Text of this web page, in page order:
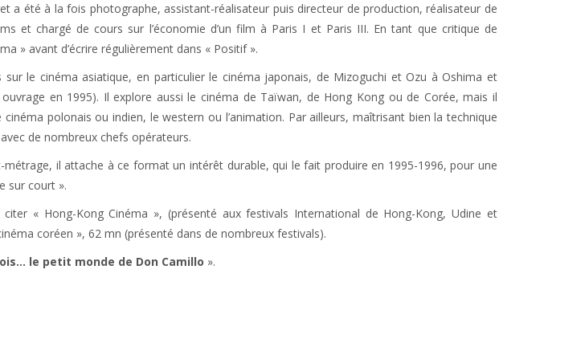
a été à la fois photographe, assistant-réalisateur puis directeur de production, réalisateur de
et chargé de cours sur l’économie d’un film à Paris I et Paris III. En tant que critique de
» avant d’écrire régulièrement dans « Positif ».
le cinéma asiatique, en particulier le cinéma japonais, de Mizoguchi et Ozu à Oshima et
en 1995). Il explore aussi le cinéma de Taïwan, de Hong Kong ou de Corée, mais il
polonais ou indien, le western ou l’animation. Par ailleurs, maîtrisant bien la technique
de nombreux chefs opérateurs.
métrage, il attache à ce format un intérêt durable, qui le fait produire en 1995-1996, pour une
sur court ».
« Hong-Kong Cinéma », (présenté aux festivals International de Hong-Kong, Udine et
coréen », 62 mn (présenté dans de nombreux festivals).
le petit monde de Don Camillo ».